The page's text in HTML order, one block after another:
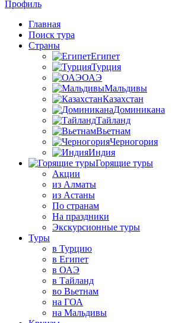
Профиль
Главная
Поиск тура
Страны
Египет
Турция
ОАЭ
Мальдивы
Казахстан
Доминикана
Тайланд
Вьетнам
Черногория
Индия
Горящие туры
Акции
из Алматы
из Астаны
По странам
На праздники
Экскурсионные туры
Туры
в Турцию
в Египет
в ОАЭ
в Тайланд
во Вьетнам
на ГОА
на Мальдивы